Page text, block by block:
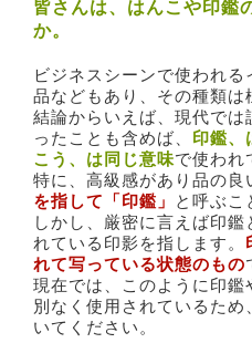
皆さんは、はんこや印鑑
か。
ビジネスシーンで使われ
品などもあり、その種類は
結論からいえば、現代で
ったことも含めば、 印鑑、
こう、は同じ意味で使われ
特に、高級感があり品の良
を指して「印鑑」
と呼ぶこ
しかし、厳密に言えば印
れている印影を指します。
れて写っている状態のもの
現在では、このように印
別なく使用されているた
いてください。